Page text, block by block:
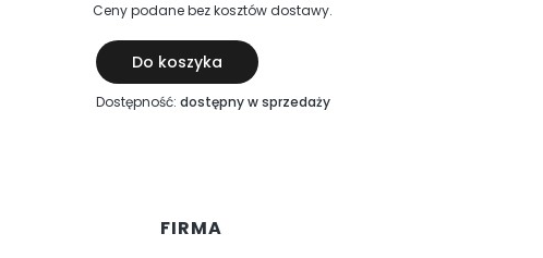
Ceny podane bez kosztów dostawy.
Do koszyka
Dostępność: dostępny w sprzedaży
FIRMA